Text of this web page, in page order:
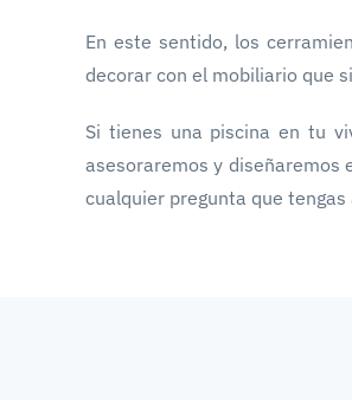
En este sentido, los
decorar con el mobiliario que
Si tienes una piscina en tu
asesoraremos y diseñaremos
cualquier pregunta que tengas